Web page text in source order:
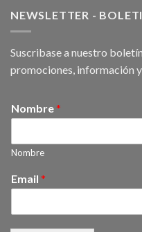
NEWSLETTER -
Suscribase a nuestro
promociones, información
Nombre *
Nombre
Email *